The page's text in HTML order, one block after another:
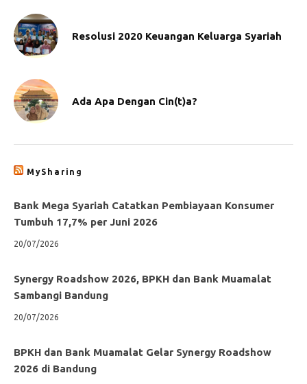
Resolusi 2020 Keuangan Keluarga Syariah
Ada Apa Dengan Cin(t)a?
MySharing
Bank Mega Syariah Catatkan Pembiayaan Konsumer
Tumbuh 17,7% per Juni 2026
20/07/2026
Synergy Roadshow 2026, BPKH dan Bank Muamalat
Sambangi Bandung
20/07/2026
BPKH dan Bank Muamalat Gelar Synergy Roadshow
2026 di Bandung